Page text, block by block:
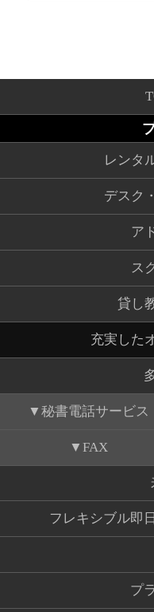
レンタ
デスク
ア
ス
貸し
充実した
秘書電話サービス
FAX
フレキシブル即
プ